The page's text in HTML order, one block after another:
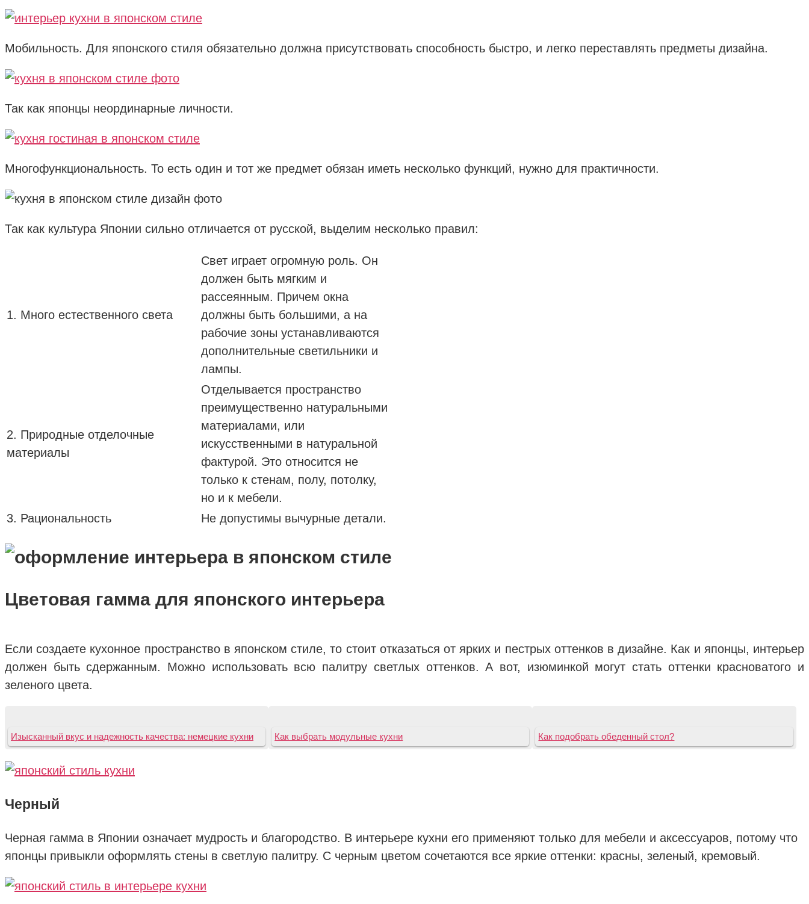
Мобильность. Для японского стиля обязательно должна присутствовать способность быстро, и легко переставлять предметы дизайна.
Так как японцы неординарные личности.
Многофункциональность. То есть один и тот же предмет обязан иметь несколько функций, нужно для практичности.
Так как культура Японии сильно отличается от русской, выделим несколько правил:
1. Много естественного света
Свет играет огромную роль. Он
должен быть мягким и
рассеянным. Причем окна
должны быть большими, а на
рабочие зоны устанавливаются
дополнительные светильники и
лампы.
2. Природные отделочные
материалы
Отделывается пространство
преимущественно натуральными
материалами, или
искусственными в натуральной
фактурой. Это относится не
только к стенам, полу, потолку,
но и к мебели.
3. Рациональность
Не допустимы вычурные детали.
Цветовая гамма для японского интерьера
Если создаете кухонное пространство в японском стиле, то стоит отказаться от ярких и пестрых оттенков в дизайне. Как и японцы, интерьер
должен быть сдержанным. Можно использовать всю палитру светлых оттенков. А вот, изюминкой могут стать оттенки красноватого и
зеленого цвета.
Изысканный вкус и надежность качества: немецкие кухни Как выбрать модульные кухни Как подобрать обеденный стол?
Черный
Черная гамма в Японии означает мудрость и благородство. В интерьере кухни его применяют только для мебели и аксессуаров, потому что
японцы привыкли оформлять стены в светлую палитру. С черным цветом сочетаются все яркие оттенки: красны, зеленый, кремовый.